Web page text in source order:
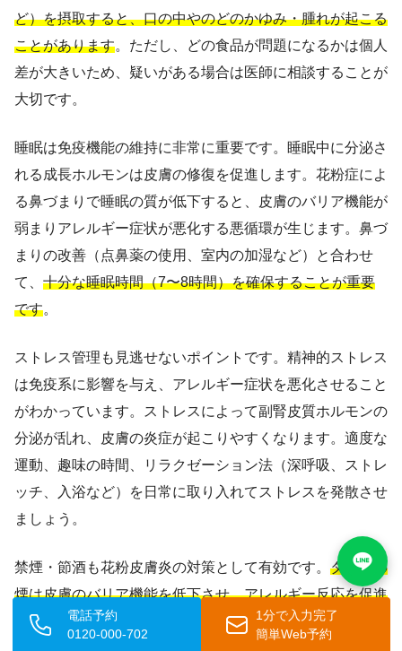
ど）を摂取すると、口の中やのどのかゆみ・腫れが起こる
ことがあります。ただし、どの食品が問題になるかは個人
差が大きいため、疑いがある場合は医師に相談することが
大切です。
睡眠は免疫機能の維持に非常に重要です。睡眠中に分泌さ
れる成長ホルモンは皮膚の修復を促進します。花粉症によ
る鼻づまりで睡眠の質が低下すると、皮膚のバリア機能が
弱まりアレルギー症状が悪化する悪循環が生じます。鼻づ
まりの改善（点鼻薬の使用、室内の加湿など）と合わせ
て、 十分な睡眠時間（7〜8時間）を確保することが重要
です。
ストレス管理も見逃せないポイントです。精神的ストレス
は免疫系に影響を与え、アレルギー症状を悪化させること
がわかっています。ストレスによって副腎皮質ホルモンの
分泌が乱れ、皮膚の炎症が起こりやすくなります。適度な
運動、趣味の時間、リラクゼーション法（深呼吸、ストレ
ッチ、入浴など）を日常に取り入れてストレスを発散させ
ましょう。
禁煙・節酒も花粉皮膚炎の対策として有効です。 タバコの
煙は皮膚のバリア機能を低下させ、アレルギー反応を促進
します
。アルコールも血管を拡張させてかゆみを悪化させ
電話予約
0120-000-702
1分で入力完了
簡単Web予約